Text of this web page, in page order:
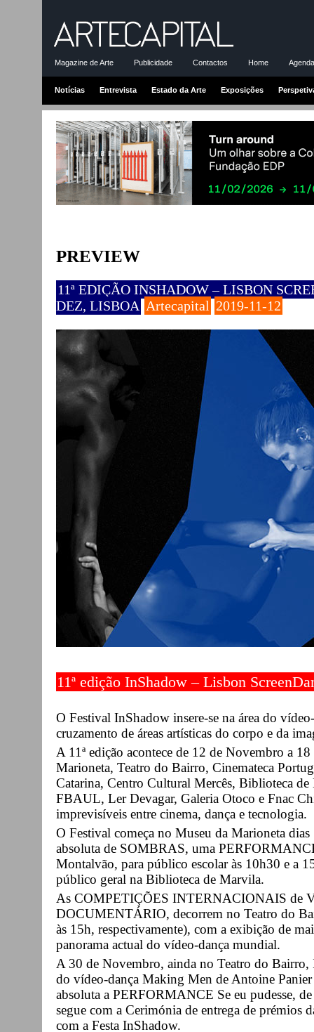
Magazine de Arte Publicidade Contactos Home
Notícias Entrevista Estado da Arte Exposições
PREVIEW
11ª EDIÇÃO INSHADOW – LISBON
DEZ, LISBOA Artecapital 2019-11-12
11ª edição InShadow – Lisbon
O Festival InShadow insere-se na área do
cruzamento de áreas artísticas do corpo e da
A 11ª edição acontece de 12 de Novembro a
Marioneta, Teatro do Bairro, Cinemateca
Catarina, Centro Cultural Mercês, Biblioteca
FBAUL, Ler Devagar, Galeria Otoco e Fnac
imprevisíveis entre cinema, dança e tecnologia.
O Festival começa no Museu da Marioneta
absoluta de SOMBRAS, uma
Montalvão, para público escolar às 10h30 e a
público geral na Biblioteca de Marvila.
As COMPETIÇÕES INTERNACIONAIS de
DOCUMENTÁRIO, decorrem no Teatro do
às 15h, respectivamente), com a exibição de
panorama actual do vídeo-dança mundial.
A 30 de Novembro, ainda no Teatro do
do vídeo-dança Making Men de Antoine Panier
absoluta a PERFORMANCE Se eu pudesse,
segue com a Cerimónia de entrega de prémios
com a Festa InShadow.